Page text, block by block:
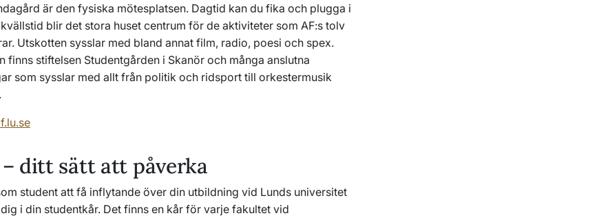
är den fysiska mötesplatsen. Dagtid kan du fika och plugga i
blir det stora huset centrum för de aktiviteter som AF:s tolv
Utskotten sysslar med bland annat film, radio, poesi och spex.
finns stiftelsen Studentgården i Skanör och många anslutna
som sysslar med allt från politik och ridsport till orkestermusik
ditt sätt att påverka
student att få inflytande över din utbildning vid Lunds universitet
i din studentkår. Det finns en kår för varje fakultet vid